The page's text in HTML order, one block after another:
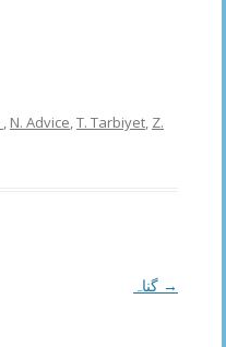
, N. Advice,T. Tarbiyet, Z.
→